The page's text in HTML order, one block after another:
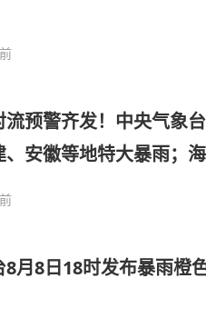
预警齐发！中央气象台
、安徽等地特大暴雨；
月8日18时发布暴雨橙色